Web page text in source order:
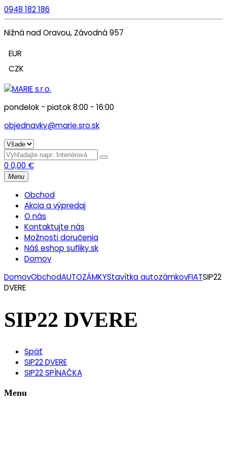
0948 182 186
Nižná nad Oravou, Závodná 957
EUR
CZK
pondelok - piatok 8:00 - 16:00
objednavky@marie.sro.sk
0 0,00 €
Menu
Obchod
Akcia a výpredaj
O nás
Kontaktujte nás
Možnosti doručenia
Náš eshop sufliky.sk
Domov
DomovObchodAUTOZÁMKYStavítka autozámkovFIATSIP22
DVERE
SIP22 DVERE
Späť
SIP22 DVERE
SIP22 SPÍNAČKA
Menu